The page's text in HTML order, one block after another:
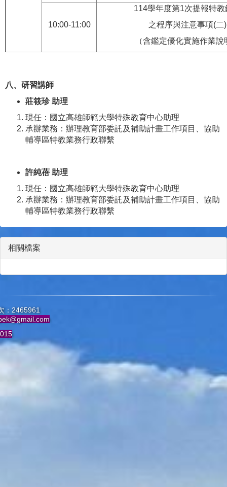
10:00-11:00
114學年度第1次提報特教
之程序與注意事項(二)
（含鑑定優化實施作業說
八、研習講師
莊筱珍 助理
現任：國立高雄師範大學特殊教育中心助理
承辦業務：辦理教育部委託及補助計畫工作項目、協助
輔導區特教業務行政聯繫
許純蓓 助理
現任：國立高雄師範大學特殊教育中心助理
承辦業務：辦理教育部委託及補助計畫工作項目、協助
輔導區特教業務行政聯繫
相關檔案
：2465961